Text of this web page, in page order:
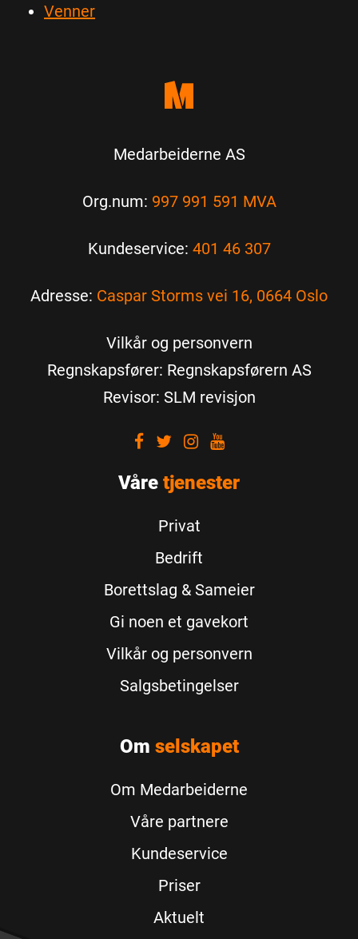
Venner
Medarbeiderne AS
Org.num: 997 991 591 MVA
Kundeservice: 401 46 307
Adresse: Caspar Storms vei 16, 0664 Oslo
Vilkår og personvern
Regnskapsfører: Regnskapsførern AS
Revisor: SLM revisjon
Visit
Facebook
Visit
Twitter
Visit
Instagram
Visit
Youtube
Våre tjenester
Privat
Bedrift
Borettslag & Sameier
Gi noen et gavekort
Vilkår og personvern
Salgsbetingelser
Om selskapet
Om Medarbeiderne
Våre partnere
Kundeservice
Priser
Aktuelt